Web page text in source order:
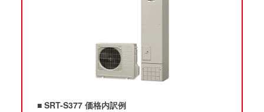
■ SRT-S377 価格内訳例